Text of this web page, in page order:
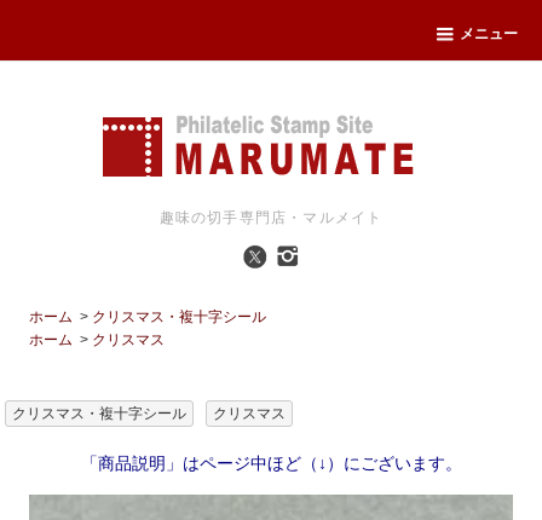
メニュー
趣味の切手専門店・マルメイト
ホーム > クリスマス・複十字シール
ホーム > クリスマス
クリスマス・複十字シール クリスマス
「商品説明」はページ中ほど（↓）にございます。